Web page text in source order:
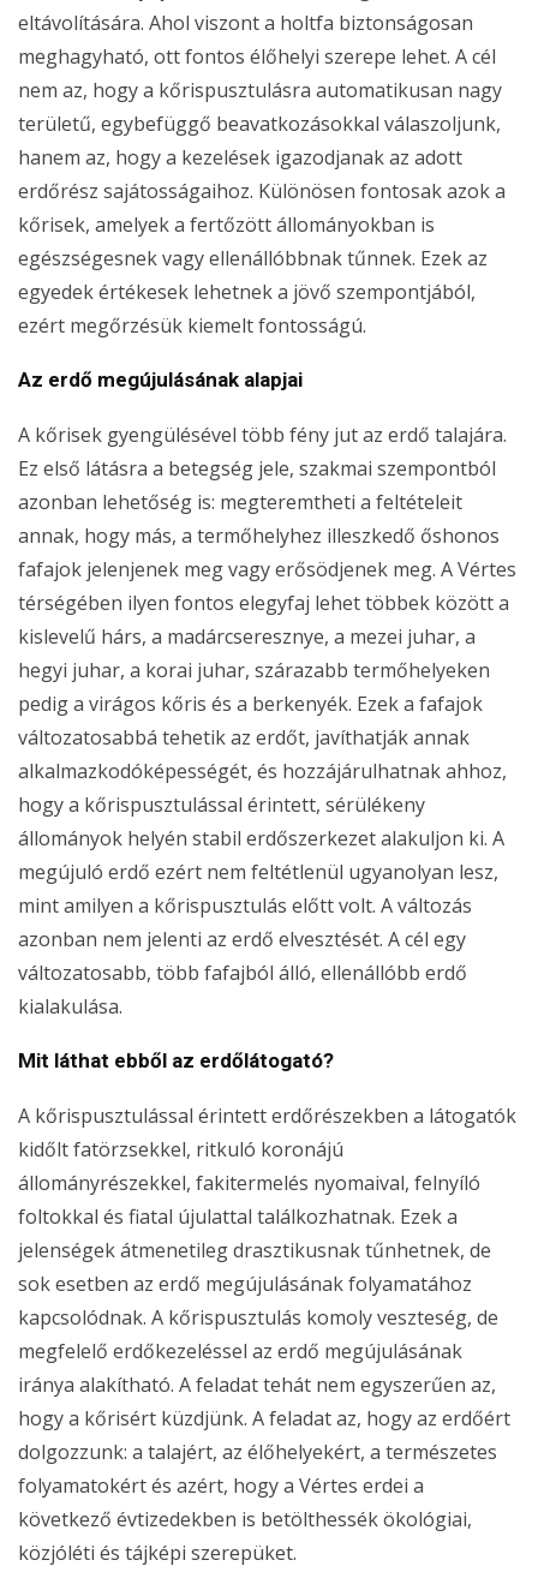
eltávolítására. Ahol viszont a holtfa biztonságosan
meghagyható, ott fontos élőhelyi szerepe lehet. A cél
nem az, hogy a kőrispusztulásra automatikusan nagy
területű, egybefüggő beavatkozásokkal válaszoljunk,
hanem az, hogy a kezelések igazodjanak az adott
erdőrész sajátosságaihoz. Különösen fontosak azok a
kőrisek, amelyek a fertőzött állományokban is
egészségesnek vagy ellenállóbbnak tűnnek. Ezek az
egyedek értékesek lehetnek a jövő szempontjából,
ezért megőrzésük kiemelt fontosságú.
Az erdő megújulásának alapjai
A kőrisek gyengülésével több fény jut az erdő talajára.
Ez első látásra a betegség jele, szakmai szempontból
azonban lehetőség is: megteremtheti a feltételeit
annak, hogy más, a termőhelyhez illeszkedő őshonos
fafajok jelenjenek meg vagy erősödjenek meg. A Vértes
térségében ilyen fontos elegyfaj lehet többek között a
kislevelű hárs, a madárcseresznye, a mezei juhar, a
hegyi juhar, a korai juhar, szárazabb termőhelyeken
pedig a virágos kőris és a berkenyék. Ezek a fafajok
változatosabbá tehetik az erdőt, javíthatják annak
alkalmazkodóképességét, és hozzájárulhatnak ahhoz,
hogy a kőrispusztulással érintett, sérülékeny
állományok helyén stabil erdőszerkezet alakuljon ki. A
megújuló erdő ezért nem feltétlenül ugyanolyan lesz,
mint amilyen a kőrispusztulás előtt volt. A változás
azonban nem jelenti az erdő elvesztését. A cél egy
változatosabb, több fafajból álló, ellenállóbb erdő
kialakulása.
Mit láthat ebből az erdőlátogató?
A kőrispusztulással érintett erdőrészekben a látogatók
kidőlt fatörzsekkel, ritkuló koronájú
állományrészekkel, fakitermelés nyomaival, felnyíló
foltokkal és fiatal újulattal találkozhatnak. Ezek a
jelenségek átmenetileg drasztikusnak tűnhetnek, de
sok esetben az erdő megújulásának folyamatához
kapcsolódnak. A kőrispusztulás komoly veszteség, de
megfelelő erdőkezeléssel az erdő megújulásának
iránya alakítható. A feladat tehát nem egyszerűen az,
hogy a kőrisért küzdjünk. A feladat az, hogy az erdőért
dolgozzunk: a talajért, az élőhelyekért, a természetes
folyamatokért és azért, hogy a Vértes erdei a
következő évtizedekben is betölthessék ökológiai,
közjóléti és tájképi szerepüket.